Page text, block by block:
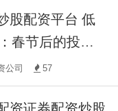
春节后的投资
开启财富增长
公司 57